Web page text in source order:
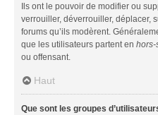
Ils ont le pouvoir de modifier ou
verrouiller, déverrouiller, déplacer,
forums qu’ils modèrent.
que les utilisateurs partent en hors-
ou offensant.
Haut
Que sont les groupes